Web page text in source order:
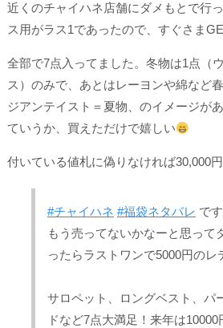
近くのチャイハネ店舗にダメもとで行
ス用がラス1であったので、すぐさま
全部で7点入ってました。冬物は1点（
ス）のみで、あとはレーヨンや綿など
ジアンテイスト＝夏物、のイメージが
ていうか、買えただけで嬉しい
付いている値札に偽りなければ30,000
#チャイハネ #福袋ネタバレ です
もう売ってないかなーと思って
ったらラストワンで5000円のレ
サロペット、ロングベスト、パ
ドなど7点大満足！来年は10000